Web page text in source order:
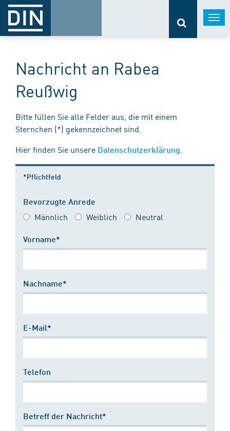
Nachricht an Rabea
Reußwig
Bitte füllen Sie alle Felder aus, die mit einem
Sternchen (*) gekennzeichnet sind.
Hier finden Sie unsere Datenschutzerklärung
*Pflichtfeld
Bevorzugte Anrede
Männlich Weiblich Neutral
Vorname*
Nachname*
E-Mail*
Telefon
Betreff der Nachricht*